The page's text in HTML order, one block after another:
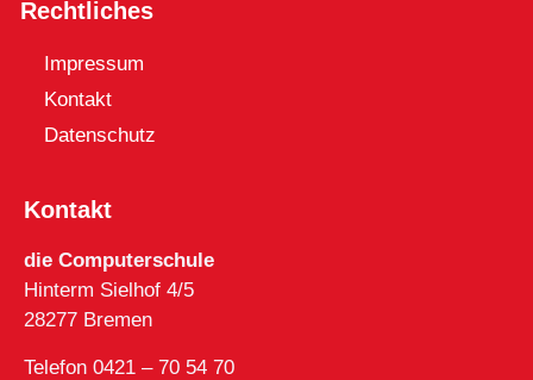
Rechtliches
Impressum
Kontakt
Datenschutz
Kontakt
die Computerschule
Hinterm Sielhof 4/5
28277 Bremen
Telefon 0421 – 70 54 70